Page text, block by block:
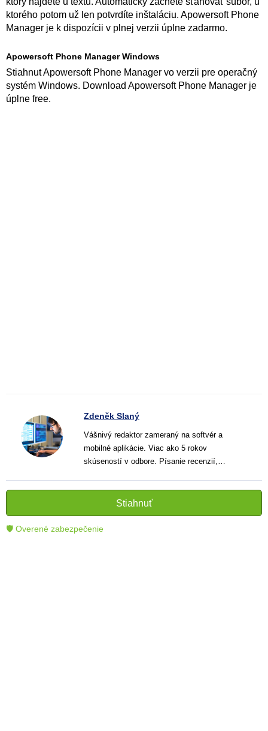
ktorého potom už len potvrdíte inštaláciu. Apowersoft Phone
Manager je k dispozícii v plnej verzii úplne zadarmo.
Apowersoft Phone Manager Windows
Stiahnut Apowersoft Phone Manager vo verzii pre operačný
systém Windows. Download Apowersoft Phone Manager je
úplne free.
Zdeněk Slaný
Vášnivý redaktor zameraný na softvér a
mobilné aplikácie. Viac ako 5 rokov
skúseností v odbore. Písanie recenzií,
informatívnych textov, ktoré pomáhajú
čitateľom lepšie porozumieť a využiť moderné
technológie.
Stiahnuť
🛡 Overené zabezpečenie